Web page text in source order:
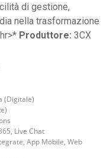
di gestione,
nella trasformazione
Produttore: 3CX
(Digitale)
Live Chat
App Mobile, Web